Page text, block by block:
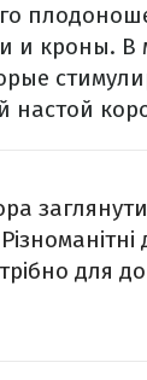
и кроны. В
настой
для